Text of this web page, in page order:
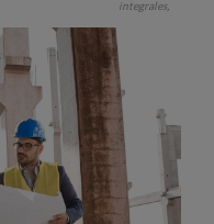
integrales,